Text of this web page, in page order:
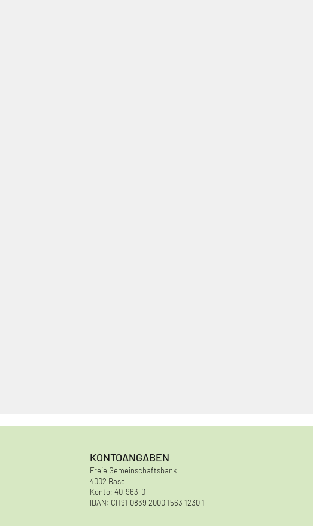
KONTOANGABEN
Freie Gemeinschaftsbank
4002 Basel
Konto: 40-963-0
IBAN: CH91 0839 2000 1563 1230 1